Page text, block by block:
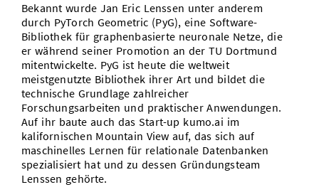
Bekannt wurde Jan Eric Lenssen unter anderem
durch PyTorch Geometric (PyG), eine Software-
Bibliothek für graphenbasierte neuronale Netze, die
er während seiner Promotion an der TU Dortmund
mitentwickelte. PyG ist heute die weltweit
meistgenutzte Bibliothek ihrer Art und bildet die
technische Grundlage zahlreicher
Forschungsarbeiten und praktischer Anwendungen.
Auf ihr baute auch das Start-up kumo.ai im
kalifornischen Mountain View auf, das sich auf
maschinelles Lernen für relationale Datenbanken
spezialisiert hat und zu dessen Gründungsteam
Lenssen gehörte.